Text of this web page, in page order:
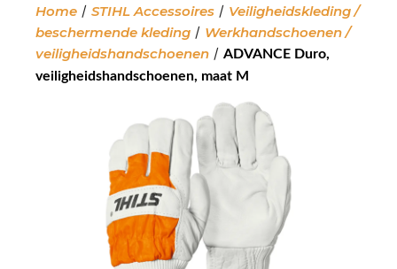
Home / STIHL Accessoires / Veiligheidskleding /
beschermende kleding / Werkhandschoenen /
veiligheidshandschoenen / ADVANCE Duro,
veiligheidshandschoenen, maat M